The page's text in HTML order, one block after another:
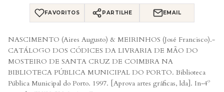
FAVORITOS PARTILHE EMAIL
NASCIMENTO (Aires Augusto) & MEIRINHOS (José Francisco).-
CATÁLOGO DOS CÓDICES DA LIVRARIA DE MÃO DO
MOSTEIRO DE SANTA CRUZ DE COIMBRA NA
BIBLIOTECA PÚBLICA MUNICIPAL DO PORTO. Biblioteca
Pública Municipal do Porto. 1997. [Aprova artes gráficas, lda]. In-4º